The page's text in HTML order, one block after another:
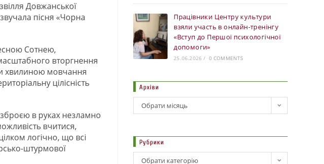
Довжанської
пісня «Чорна
Сотнею,
вторгнення
хвилиною мовчання
цілісність
в руках незламно
вчитися,
логічно, що всі
штурмової
Працівники Центру культури
взяли участь в онлайн-тренінгу
«Вступ до Першої психологічної
допомоги»
25.06.2026 / 0 COMMENTS
Архіви
Обрати місяць
Рубрики
Обрати категорію